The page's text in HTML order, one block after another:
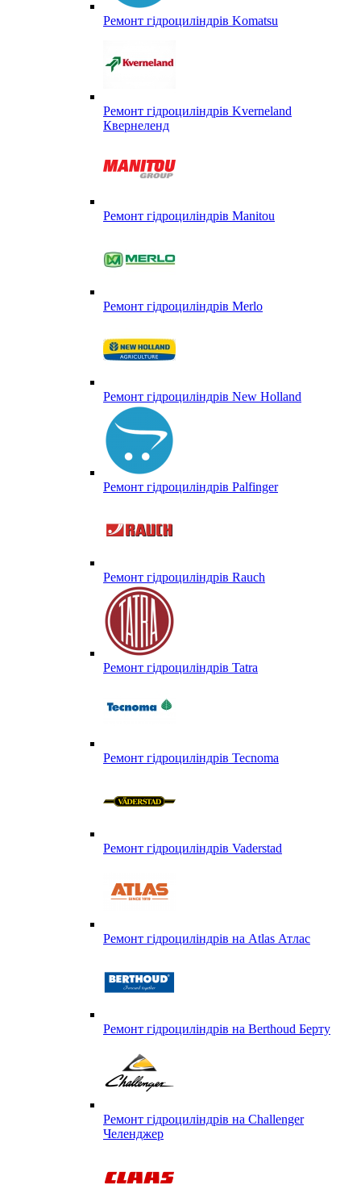
Ремонт гідроциліндрів Komatsu
Ремонт гідроциліндрів Kverneland
Квернеленд
Ремонт гідроциліндрів Manitou
Ремонт гідроциліндрів Merlo
Ремонт гідроциліндрів New Holland
Ремонт гідроциліндрів Palfinger
Ремонт гідроциліндрів Rauch
Ремонт гідроциліндрів Tatra
Ремонт гідроциліндрів Tecnoma
Ремонт гідроциліндрів Vaderstad
Ремонт гідроциліндрів на Atlas Атлас
Ремонт гідроциліндрів на Berthoud Берту
Ремонт гідроциліндрів на Challenger
Челенджер